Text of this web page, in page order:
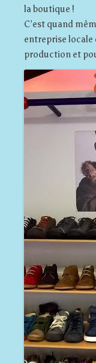
la boutique !
C’est quand
entreprise locale
production et